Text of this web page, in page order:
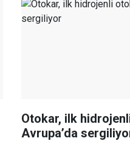
Otokar, ilk
Avrupa’da